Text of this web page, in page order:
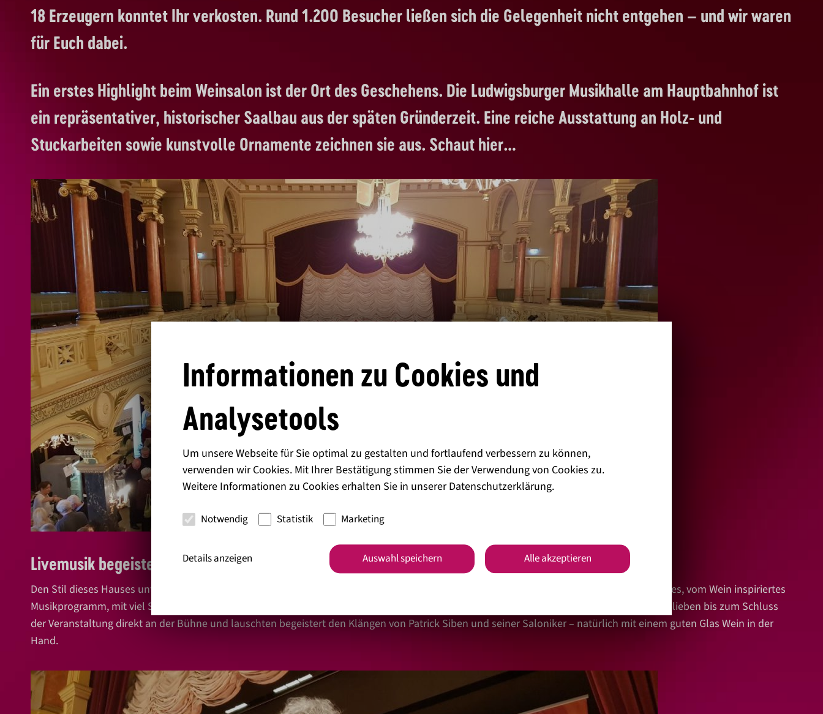
18 Erzeugern konntet Ihr verkosten. Rund 1.200 Besucher ließen sich die Gelegenheit nicht entgehen – und wir waren
für Euch dabei.
Ein erstes Highlight beim Weinsalon ist der Ort des Geschehens. Die Ludwigsburger Musikhalle am Hauptbahnhof ist
ein repräsentativer, historischer Saalbau aus der späten Gründerzeit. Eine reiche Ausstattung an Holz- und
Stuckarbeiten sowie kunstvolle Ornamente zeichnen sie aus. Schaut hier…
Livemusik begeisterte die Gäste
Den Stil dieses Hauses unterstreichen beim Weinsalon seit Jahren die
. Ihr speziell für die Veranstaltung entwickeltes, vom Wein inspiriertes
Musikprogramm, mit viel Swing und Tanzmusik, ganz ohne elektronische Verstärkung, passt perfekt zur Veranstaltung. Etliche Zuschauer blieben bis zum Schluss
der Veranstaltung direkt an der Bühne und lauschten begeistert den Klängen von Patrick Siben und seiner Saloniker – natürlich mit einem guten Glas Wein in der
Hand.
Informationen zu Cookies und
Analysetools
Um unsere Webseite für Sie optimal zu gestalten und fortlaufend verbessern zu können,
verwenden wir Cookies. Mit Ihrer Bestätigung stimmen Sie der Verwendung von Cookies zu.
Weitere Informationen zu Cookies erhalten Sie in unsererDatenschutzerklärung.
Notwendig Statistik Marketing
Details anzeigen Auswahl speichern Alle akzeptieren